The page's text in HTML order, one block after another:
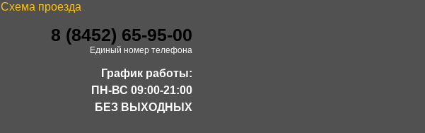
Схема проезда
8 (8452) 65-95-00
Единый номер телефона
График работы:
ПН-ВС 09:00-21:00
БЕЗ ВЫХОДНЫХ